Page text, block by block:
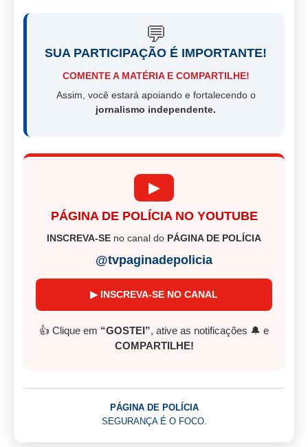
💬
SUA PARTICIPAÇÃO É IMPORTANTE!
COMENTE A MATÉRIA E COMPARTILHE!
Assim, você estará apoiando e fortalecendo o
jornalismo independente.
▶
PÁGINA DE POLÍCIA NO YOUTUBE
INSCREVA-SE no canal do PÁGINA DE POLÍCIA
@tvpaginadepolicia
▶ INSCREVA-SE NO CANAL
👍 Clique em “GOSTEI”, ative as notificações 🔔 e
COMPARTILHE!
PÁGINA DE POLÍCIA
SEGURANÇA É O FOCO.